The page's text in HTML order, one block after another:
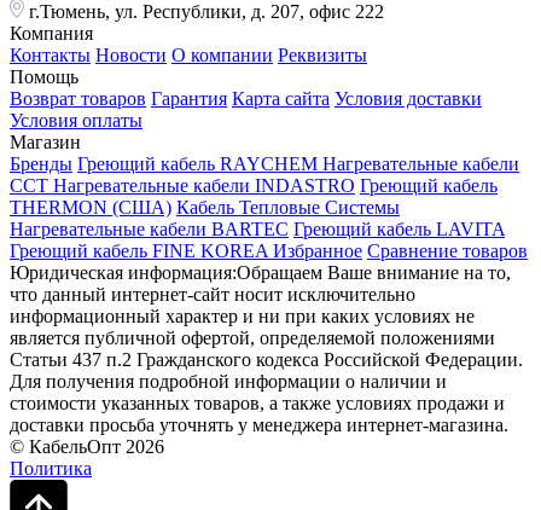
г.Тюмень, ул. Республики, д. 207, офис 222
Компания
Контакты Новости О компании Реквизиты
Помощь
Возврат товаров Гарантия Карта сайта Условия доставки
Условия оплаты
Магазин
Бренды Греющий кабель RAYCHEM Нагревательные кабели
ССТ Нагревательные кабели INDASTRO Греющий кабель
THERMON (США) Кабель Тепловые Системы
Нагревательные кабели BARTEC Греющий кабель LAVITA
Греющий кабель FINE KOREAИзбранное Сравнение товаров
Юридическая информация:Обращаем Ваше внимание на то,
что данный интернет-сайт носит исключительно
информационный характер и ни при каких условиях не
является публичной офертой, определяемой положениями
Статьи 437 п.2 Гражданского кодекса Российской Федерации.
Для получения подробной информации о наличии и
стоимости указанных товаров, а также условиях продажи и
доставки просьба уточнять у менеджера интернет-магазина.
© КабельОпт 2026
Политика